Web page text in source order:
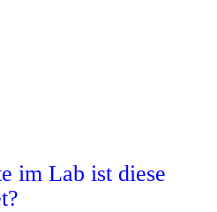
im Lab ist diese